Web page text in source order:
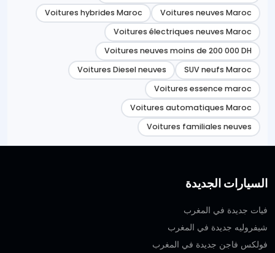
Voitures neuves Maroc
Voitures hybrides Maroc
Voitures électriques neuves Maroc
Voitures neuves moins de 200 000 DH
SUV neufs Maroc
Voitures Diesel neuves
Voitures essence maroc
Voitures automatiques Maroc
Voitures familiales neuves
السيارات الجديدة
فيات جديدة في المغرب
شيفروليه جديدة في المغرب
فولكس فاجن جديدة في المغرب